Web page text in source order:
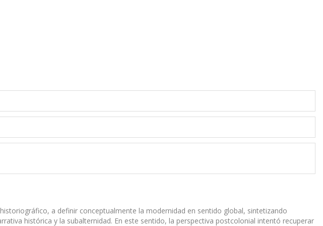
a definir conceptualmente la modernidad en sentido global, sintetizando
histórica y la subalternidad. En este sentido, la perspectiva postcolonial intentó recuperar